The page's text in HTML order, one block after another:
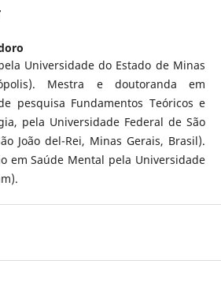
Universidade do Estado de Minas
Mestra e doutoranda em
pesquisa Fundamentos Teóricos e
pela Universidade Federal de São
João del-Rei, Minas Gerais, Brasil).
em Saúde Mental pela Universidade